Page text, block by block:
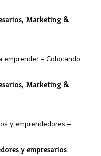
Marketing &
emprender – Colocando
Marketing &
y emprendedores –
y empresarios